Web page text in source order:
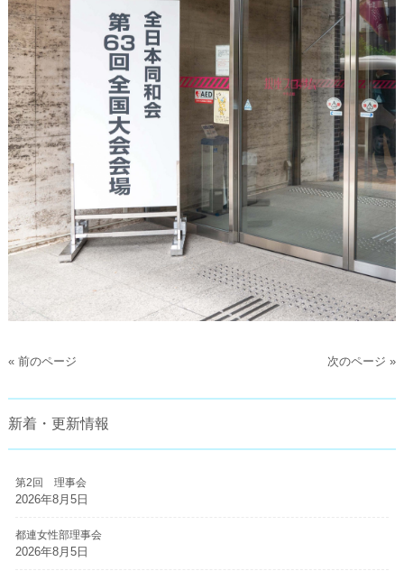
« 前のページ 次のページ »
新着・更新情報
第2回 理事会
2026年8月5日
都連女性部理事会
2026年8月5日